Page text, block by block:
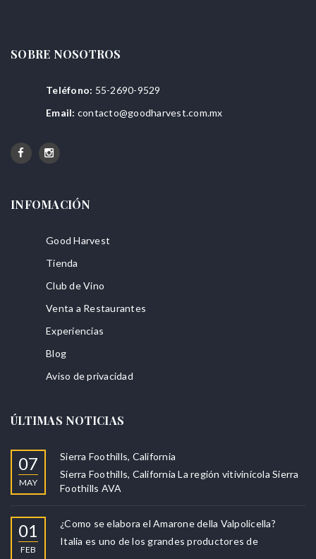
SOBRE NOSOTROS
Teléfono: 55-2690-9529
Email: contacto@goodharvest.com.mx
INFOMACIÓN
Good Harvest
Tienda
Club de Vino
Venta a Restaurantes
Experiencias
Blog
Aviso de privacidad
ÚLTIMAS NOTICIAS
07
MAY
Sierra Foothills, California
Sierra Foothills, California La región vitivinícola Sierra
Foothills AVA
01
FEB
¿Como se elabora el Amarone della Valpolicella?
Italia es uno de los grandes productores de